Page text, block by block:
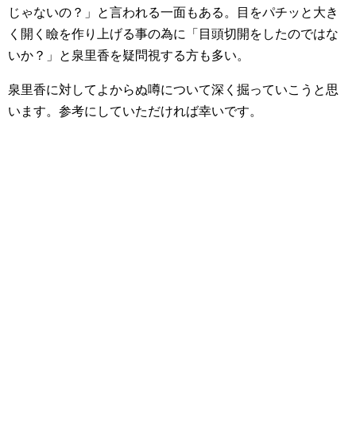
じゃないの？」と言われる一面もある。目をパチッと大き
く開く瞼を作り上げる事の為に「目頭切開をしたのではな
いか？」と泉里香を疑問視する方も多い。
泉里香に対してよからぬ噂について深く掘っていこうと思
います。参考にしていただければ幸いです。